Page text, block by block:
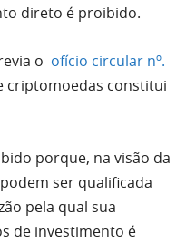
direto é proibido.
o ofício circular nº.
criptomoedas constitui
porque, na visão da
ser qualificada
pela qual sua
de investimento é